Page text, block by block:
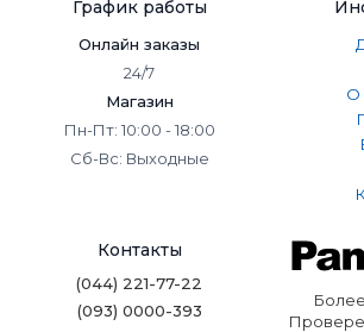
пластинки.
График работы
Онлайн заказы
24/7
Магазин
Пн-Пт: 10:00 - 18:00
Сб-Вс: Выходные
О
Контакты
(044) 221-77-22
(093) 0000-393